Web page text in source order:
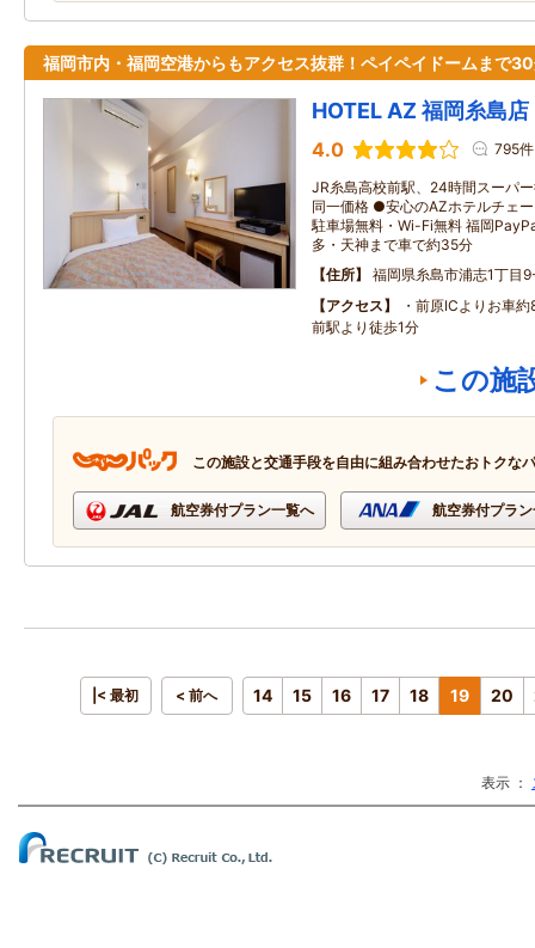
福岡市内・福岡空港からもアクセス抜群！ペイペイドームまで
HOTEL AZ 福岡糸島店
4.0 795件
JR糸島高校前駅、24時間スーパ
同一価格 ●安心のAZホテルチェ
駐車場無料・Wi-Fi無料 福岡
多・天神まで車で約35分
住所
福岡県糸島市浦志1丁目
アクセス
・前原ICよりお車
前駅より徒歩1分
この施
この施設と交通手段を自由に組み合わせたおトクな
航空券付プラン一覧へ 航空券付プラ
|< 最初 < 前へ 14 15 16 17 18 19 20
表示 ：